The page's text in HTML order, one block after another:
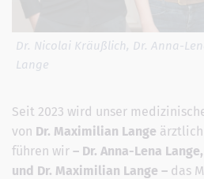
Dr. Nicolai Kräußlich, Dr. Anna-
Lange
Seit 2023 wird unser
von Dr. Maximilian Lange
führen wir – Dr. Anna-Lena
und Dr. Maximilian Lange – das